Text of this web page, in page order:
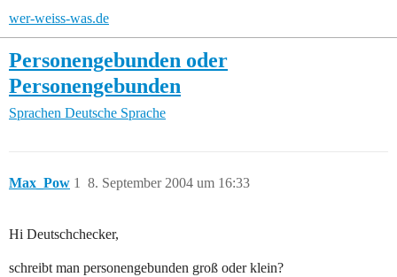
wer-weiss-was.de
Personengebunden oder
Personengebunden
Sprachen Deutsche Sprache
Max_Pow 8. September 2004 um 16:33
1
Hi Deutschchecker,
schreibt man personengebunden groß oder klein?